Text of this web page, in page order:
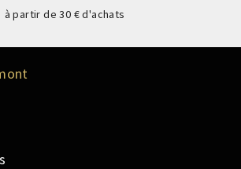
à partir de 30 € d'achats